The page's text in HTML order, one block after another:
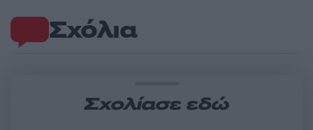
Σχόλια
Σχολίασε εδώ